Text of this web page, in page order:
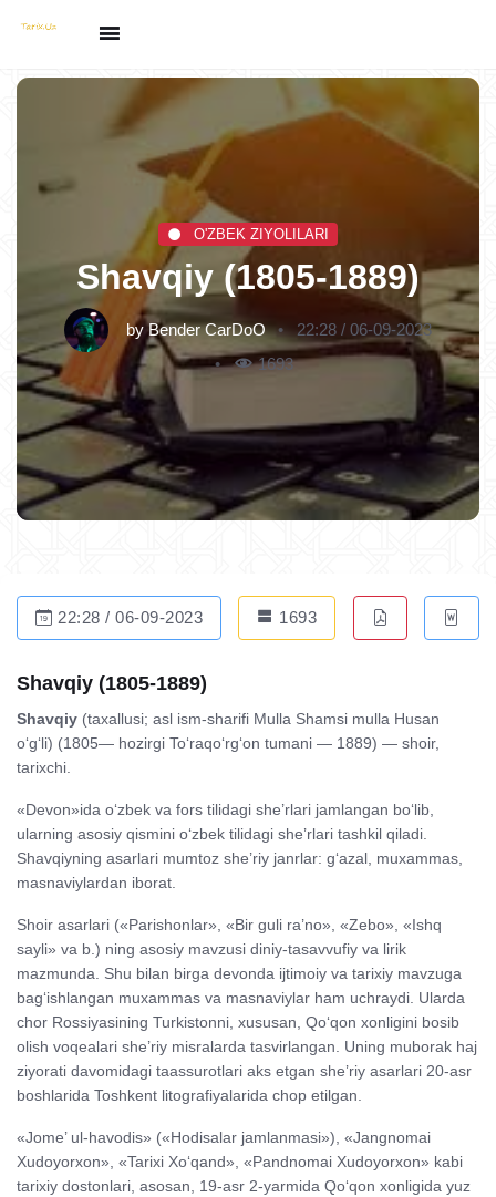
O'ZBEK ZIYOLILARI
Shavqiy (1805-1889)
byBender CarDoO
22:28 / 06-09-2023
1693
22:28 / 06-09-2023 1693
Shavqiy (1805-1889)
Shavqiy (taxallusi; asl ism-sharifi Mulla Shamsi mulla Husan
o‘g‘li) (1805— hozirgi To‘raqo‘rg‘on tumani — 1889) — shoir,
tarixchi.
«Devon»ida o‘zbek va fors tilidagi she’rlari jamlangan bo‘lib,
ularning asosiy qismini o‘zbek tilidagi she’rlari tashkil qiladi.
Shavqiyning asarlari mumtoz she’riy janrlar: g‘azal, muxammas,
masnaviylardan iborat.
Shoir asarlari («Parishonlar», «Bir guli ra’no», «Zebo», «Ishq
sayli» va b.) ning asosiy mavzusi diniy-tasavvufiy va lirik
mazmunda. Shu bilan birga devonda ijtimoiy va tarixiy mavzuga
bag‘ishlangan muxammas va masnaviylar ham uchraydi. Ularda
chor Rossiyasining Turkistonni, xususan, Qo‘qon xonligini bosib
olish voqealari she’riy misralarda tasvirlangan. Uning muborak haj
ziyorati davomidagi taassurotlari aks etgan she’riy asarlari 20-asr
boshlarida Toshkent litografiyalarida chop etilgan.
«Jome’ ul-havodis» («Hodisalar jamlanmasi»), «Jangnomai
Xudoyorxon», «Tarixi Xo‘qand», «Pandnomai Xudoyorxon» kabi
tarixiy dostonlari, asosan, 19-asr 2-yarmida Qo‘qon xonligida yuz